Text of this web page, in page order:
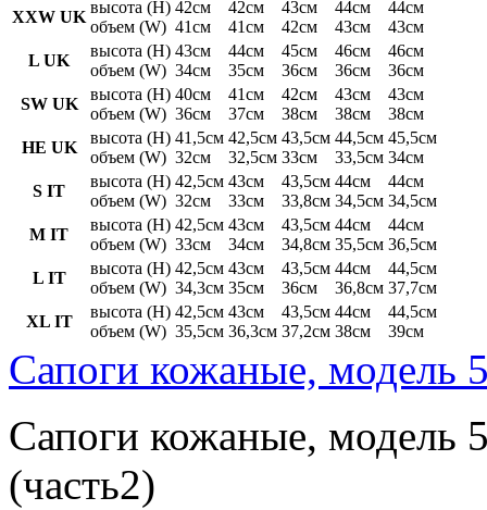
XXW UK
высота (H)
объем (W)
42см
41см
42см
41см
43см
42см
44см
43см
44см
43см
L UK
высота (H)
объем (W)
43см
34см
44см
35см
45см
36см
46см
36см
46см
36см
SW UK
высота (H)
объем (W)
40см
36см
41см
37см
42см
38см
43см
38см
43см
38см
HE UK
высота (H)
объем (W)
41,5см
32см
42,5см
32,5см
43,5см
33см
44,5см
33,5см
45,5см
34см
S IT
высота (H)
объем (W)
42,5см
32см
43см
33см
43,5см
33,8см
44см
34,5см
44см
34,5см
M IT
высота (H)
объем (W)
42,5см
33см
43см
34см
43,5см
34,8см
44см
35,5см
44см
36,5см
L IT
высота (H)
объем (W)
42,5см
34,3см
43см
35см
43,5см
36см
44см
36,8см
44,5см
37,7см
XL IT
высота (H)
объем (W)
42,5см
35,5см
43см
36,3см
43,5см
37,2см
44см
38см
44,5см
39см
Сапоги кожаные, модель
Сапоги кожаные, модель
(часть2)